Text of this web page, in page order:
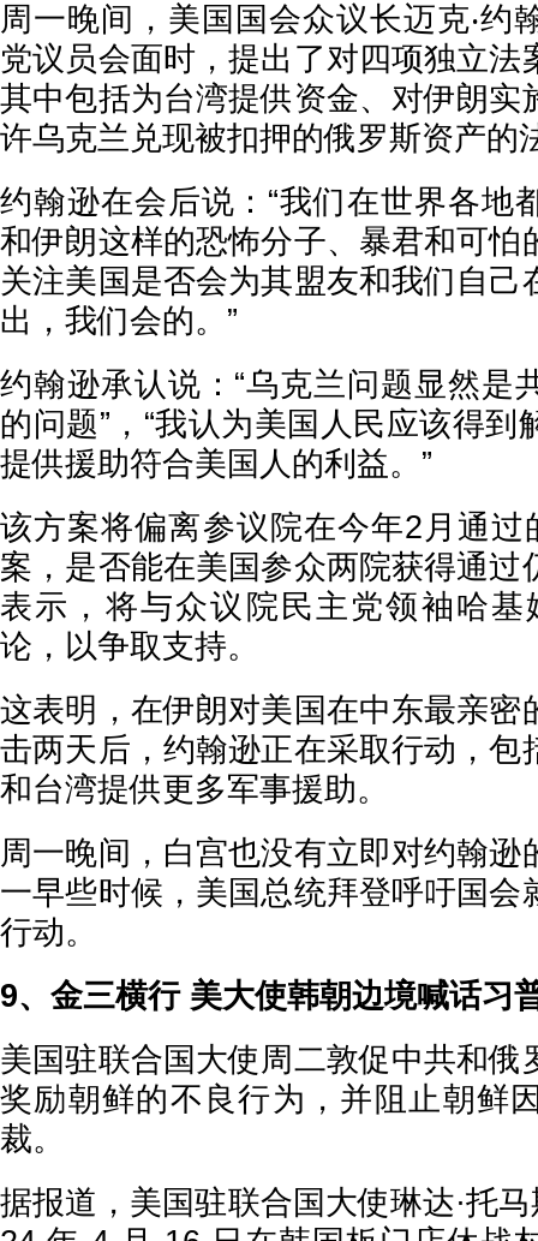
周一晚间，美国国会众议长迈克‧约
党议员会面时，提出了对四项独立法
其中包括为台湾提供资金、对伊朗实
许乌克兰兑现被扣押的俄罗斯资产的
约翰逊在会后说：“我们在世界各地
和伊朗这样的恐怖分子、暴君和可怕
关注美国是否会为其盟友和我们自己
出，我们会的。”
约翰逊承认说：“乌克兰问题显然是
的问题”，“我认为美国人民应该得到
提供援助符合美国人的利益。”
该方案将偏离参议院在今年2月通过
案，是否能在美国参众两院获得通过
表示，将与众议院民主党领袖哈基
论，以争取支持。
这表明，在伊朗对美国在中东最亲密
击两天后，约翰逊正在采取行动，包
和台湾提供更多军事援助。
周一晚间，白宫也没有立即对约翰逊
一早些时候，美国总统拜登呼吁国会
行动。
9、金三横行 美大使韩朝边境喊话
美国驻联合国大使周二敦促中共和俄
奖励朝鲜的不良行为，并阻止朝鲜
裁。
据报道，美国驻联合国大使琳达·托